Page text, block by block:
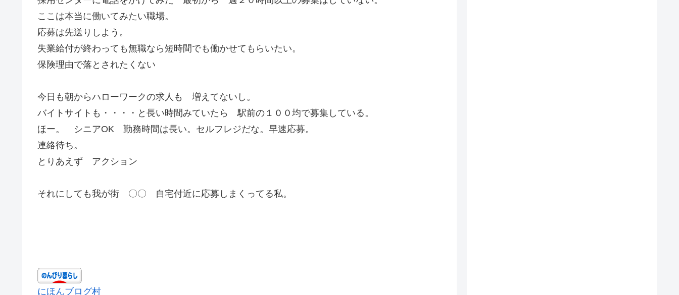
ここは本当に働いてみたい職場。
応募は先送りしよう。
失業給付が終わっても無職なら短時間でも働かせてもらいたい。
保険理由で落とされたくない
今日も朝からハローワークの求人も 増えてないし。
バイトサイトも・・・・と長い時間みていたら 駅前の１００均で募集している。
ほー。 シニアOK 勤務時間は長い。セルフレジだな。早速応募。
連絡待ち。
とりあえず アクション
それにしても我が街 〇〇 自宅付近に応募しまくってる私。
にほんブログ村